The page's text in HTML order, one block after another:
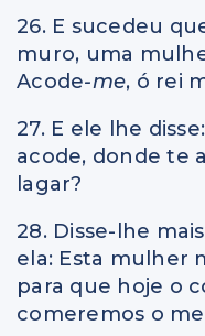
26. E sucedeu
muro, uma
Acode-me, ó rei
27. E ele lhe
acode, donde te
lagar?
28. Disse-lhe
ela: Esta mulher
para que hoje o
comeremos o